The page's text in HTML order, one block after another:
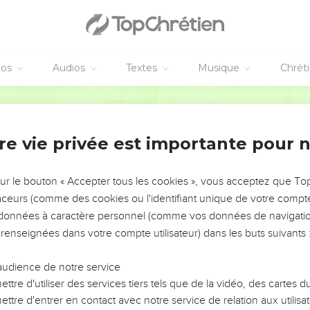
Audios Textes Musique
verge. Ainsi il y eut douze verges. Or la verge d'Aaron fut mise
devant l'Eternel au Tabernacle du Témoignage.
de Lévi, et elle avait jeté des fleurs, produit des boutons, et
devant l'Eternel toutes les verges, et les porta à tous les
leurs verges.
; et tu feras cesser leurs murmures de devant moi, et ainsi ils
lui avait commandé ; il fit ainsi.
parlèrent à Moïse, en disant : Voici, nous défaillons, nous
du pavillon de l'Eternel, mourra ; serons-nous tous entièrement
vie privée est importante pour
le bouton « Accepter tous les cookies », vous acceptez que
(comme des cookies ou l'identifiant unique de votre
à caractère personnel (comme vos données de
dans votre compte utilisateur) dans les buts suivants :
de notre service
d'utiliser des services tiers tels que de la vidéo, des cartes
d'entrer en contact avec notre service de relation aux